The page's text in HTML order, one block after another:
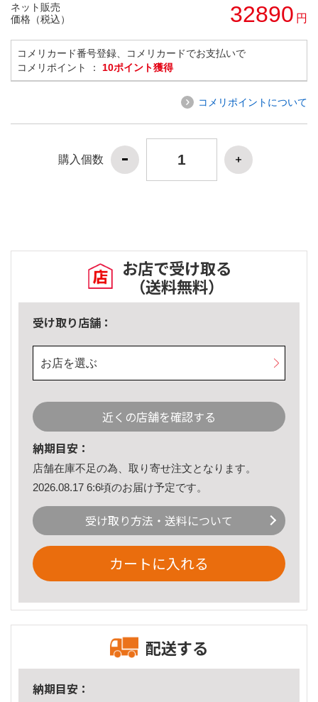
ネット販売
価格（税込）
32890 円
コメリカード番号登録、コメリカードでお支払いで
コメリポイント ： 10ポイント獲得
コメリポイントについて
購入個数
お店で受け取る
（送料無料）
受け取り店舗：
お店を選ぶ
近くの店舗を確認する
納期目安：
店舗在庫不足の為、取り寄せ注文となります。
2026.08.17 6:6頃のお届け予定です。
受け取り方法・送料について
カートに入れる
配送する
納期目安：